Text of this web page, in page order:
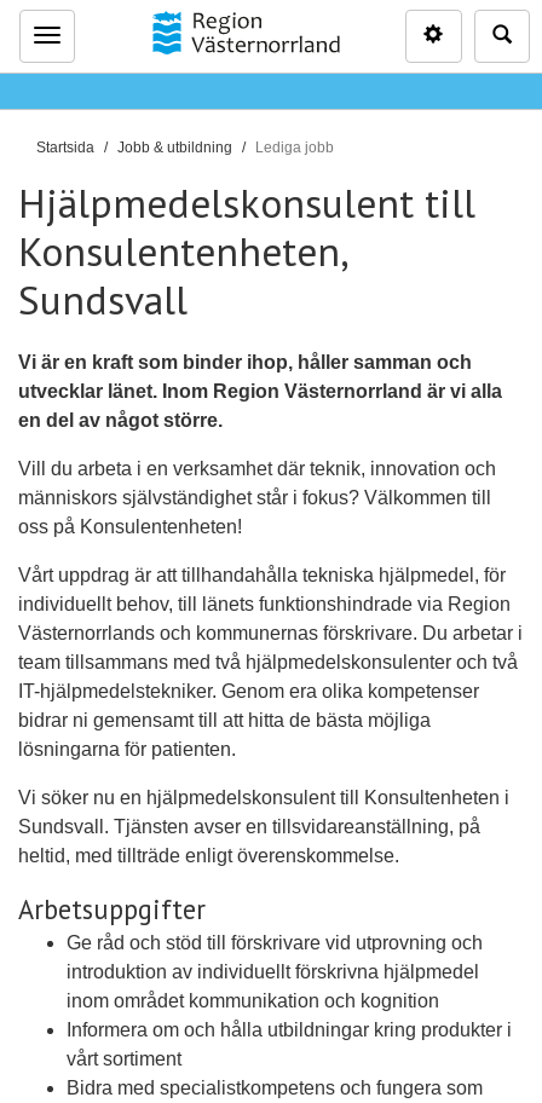
Meny
D
ä
r
h
ä
r
Startsida Jobb & utbildning Lediga jobb
Hjälpmedelskonsulent till
Konsulentenheten,
Sundsvall
Vi är en kraft som binder ihop, håller samman och
utvecklar länet. Inom Region Västernorrland är vi alla
en del av något större.
Vill du arbeta i en verksamhet där teknik, innovation och
människors självständighet står i fokus? Välkommen till
oss på Konsulentenheten!
Vårt uppdrag är att tillhandahålla tekniska hjälpmedel, för
individuellt behov, till länets funktionshindrade via Region
Västernorrlands och kommunernas förskrivare. Du arbetar i
team tillsammans med två hjälpmedelskonsulenter och två
IT-hjälpmedelstekniker. Genom era olika kompetenser
bidrar ni gemensamt till att hitta de bästa möjliga
lösningarna för patienten.
Vi söker nu en hjälpmedelskonsulent till Konsultenheten i
Sundsvall. Tjänsten avser en tillsvidareanställning, på
heltid, med tillträde enligt överenskommelse.
Arbetsuppgifter
Ge råd och stöd till förskrivare vid utprovning och
introduktion av individuellt förskrivna hjälpmedel
inom området kommunikation och kognition
Informera om och hålla utbildningar kring produkter i
vårt sortiment
Bidra med specialistkompetens och fungera som